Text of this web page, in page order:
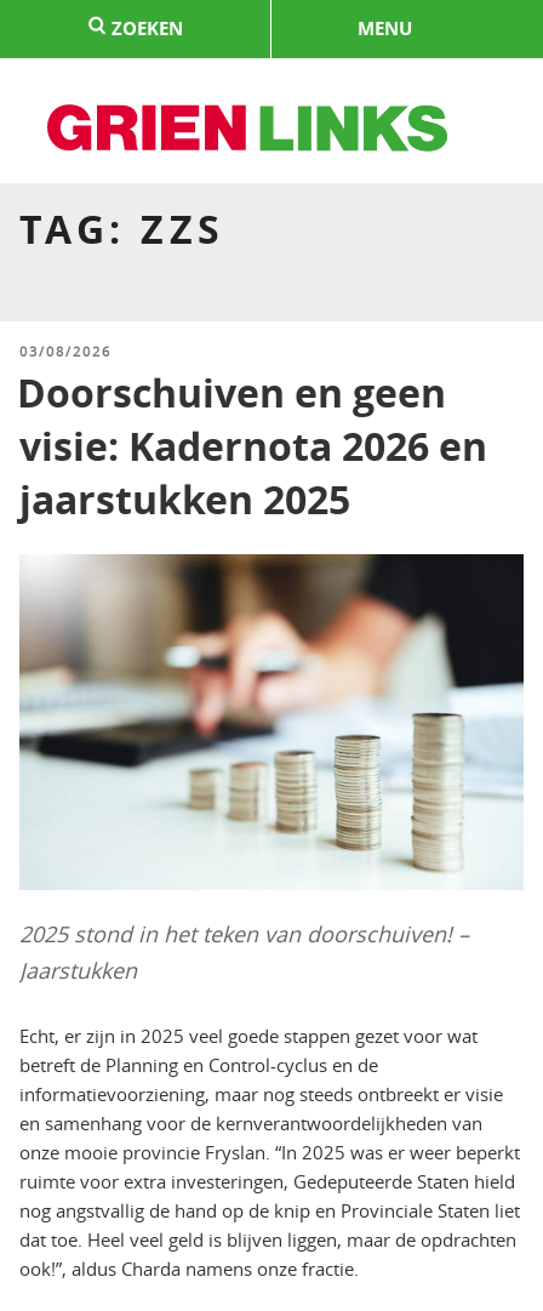
springen
ZOEKEN MENU
TAG:ZZS
GEPLAATST
03/08/2026
Doorschuiven en geen
visie: Kadernota 2026 en
jaarstukken 2025
2025 stond in het teken van doorschuiven! –
Jaarstukken
Echt, er zijn in 2025 veel goede stappen gezet voor wat
betreft de Planning en Control-cyclus en de
informatievoorziening, maar nog steeds ontbreekt er visie
en samenhang voor de kernverantwoordelijkheden van
onze mooie provincie Fryslan. “In 2025 was er weer beperkt
ruimte voor extra investeringen, Gedeputeerde Staten hield
nog angstvallig de hand op de knip en Provinciale Staten liet
dat toe. Heel veel geld is blijven liggen, maar de opdrachten
ook!”, aldus Charda namens onze fractie.